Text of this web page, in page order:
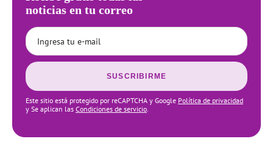
noticias en tu correo
SUSCRIBIRME
Este sitio está protegido por reCAPTCHA y Google Política de privacidad
y Se aplican las Condiciones de servicio.